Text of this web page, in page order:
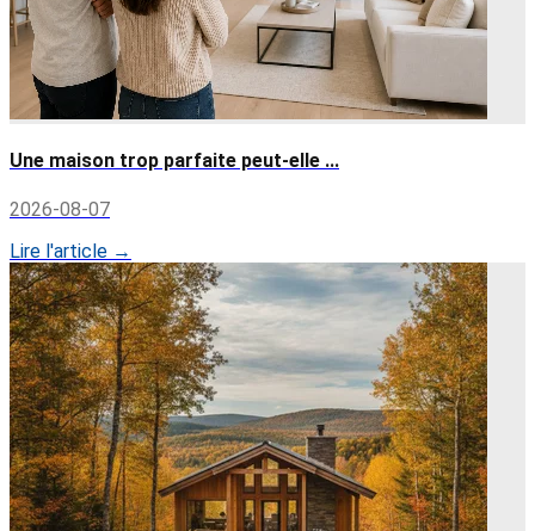
Une maison trop parfaite peut-elle ...
2026-08-07
Lire l'article →